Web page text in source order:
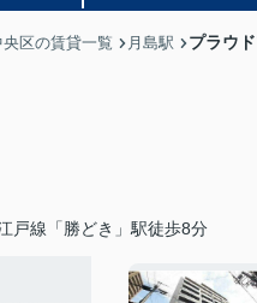
央区の賃貸一覧 月島駅 プラウ
戸線「勝どき」駅徒歩8分